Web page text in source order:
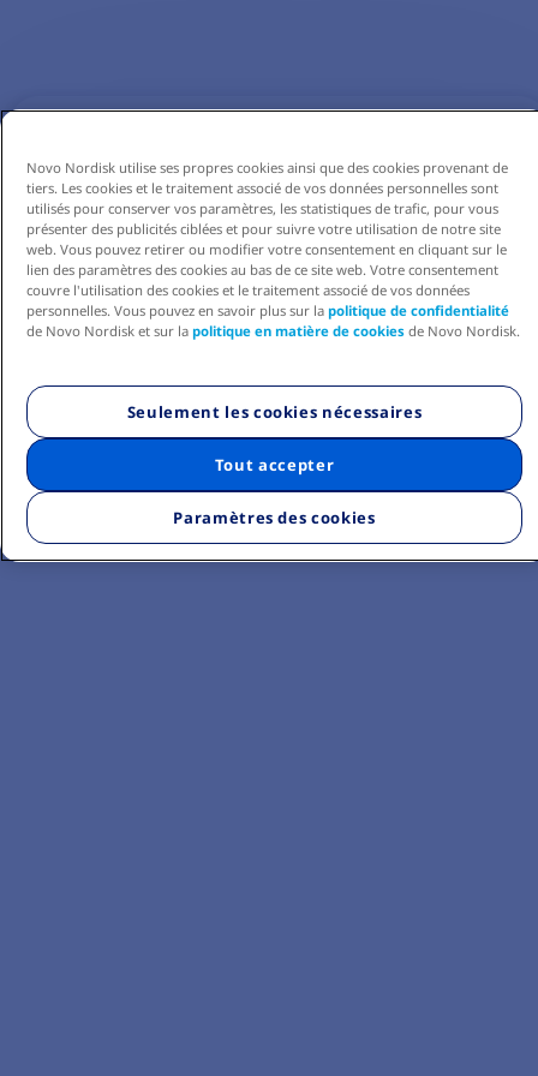
Novo Nordisk utilise ses propres cookies ainsi que des cookies provenant de
tiers. Les cookies et le traitement associé de vos données personnelles sont
utilisés pour conserver vos paramètres, les statistiques de trafic, pour vous
présenter des publicités ciblées et pour suivre votre utilisation de notre site
web. Vous pouvez retirer ou modifier votre consentement en cliquant sur le
lien des paramètres des cookies au bas de ce site web. Votre consentement
couvre l'utilisation des cookies et le traitement associé de vos données
personnelles. Vous pouvez en savoir plus sur la politique de confidentialité
de Novo Nordisk et sur la politique en matière de cookies de Novo Nordisk.
Paramètres des cookies
Seulement les cookies nécessaires
Tout accepter